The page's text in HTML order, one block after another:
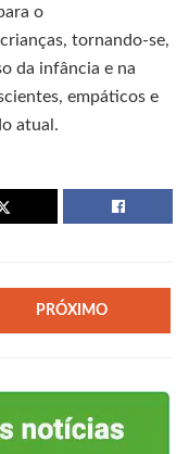
o
tornando-se,
da infância e na
empáticos e
atual.
PRÓXIMO